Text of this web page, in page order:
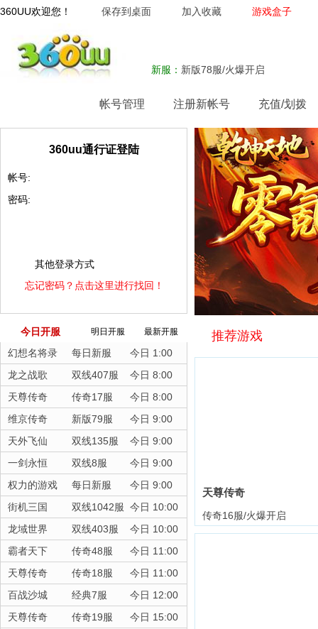
360UU欢迎您！ 保存到桌面 加入收藏 游戏盒子
新服： 新版78服/火爆开启
帐号管理 注册新帐号 充值/划拨
360uu通行证登陆
帐号:
密码:
其他登录方式
忘记密码？点击这里进行找回！
今日开服 明日开服 最新开服
幻想名将录 每日新服
今日 1:00
龙之战歌
双线407服
今日 8:00
天尊传奇
传奇17服
今日 8:00
维京传奇
新版79服
今日 9:00
天外飞仙
双线135服
今日 9:00
一剑永恒
双线8服
今日 9:00
权力的游戏
每日新服
今日 9:00
街机三国
双线1042服 今日 10:00
龙域世界
双线403服
今日 10:00
霸者天下
传奇48服
今日 11:00
天尊传奇
传奇18服
今日 11:00
百战沙城
经典7服
今日 12:00
天尊传奇
传奇19服
今日 15:00
推荐游戏
天尊传奇
传奇16服/火爆开启